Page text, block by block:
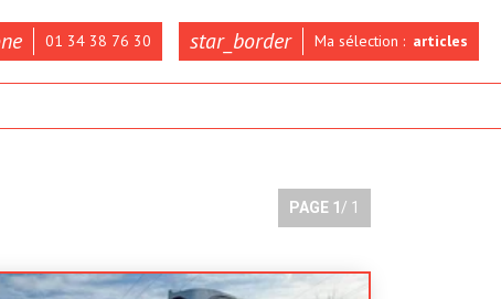
01 34 38 76 30 star_border Ma sélection : articles
PAGE 1 / 1